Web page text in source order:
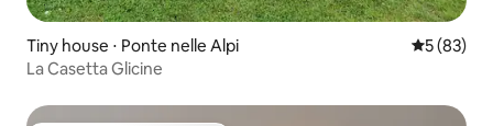
Tiny house ⋅ Ponte nelle Alpi
5 (83)
La Casetta Glicine